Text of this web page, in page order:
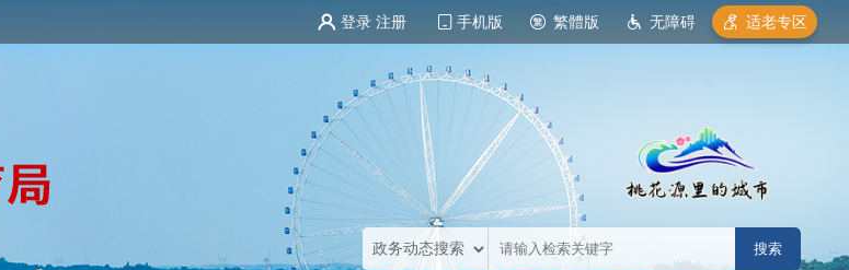
登录 注册 手机版 繁體版 无障碍 适老专区